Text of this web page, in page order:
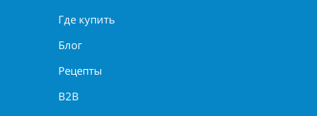
Где купить
Блог
Рецепты
B2B